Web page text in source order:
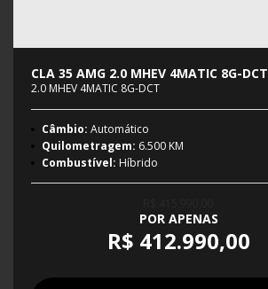
CLA 35 AMG 2.0 MHEV 4MATIC 8G-DCT
2.0 MHEV 4MATIC 8G-DCT
Câmbio: Automático
Quilometragem: 6.500 KM
Combustível: Híbrido
POR APENAS
R$ 412.990,00